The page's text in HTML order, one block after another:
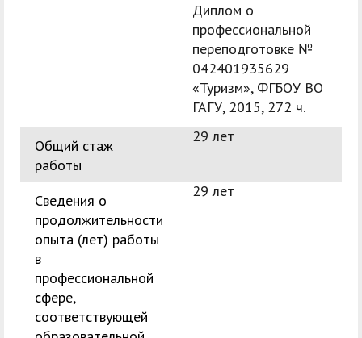
Диплом о
профессиональной
переподготовке №
042401935629
«Туризм», ФГБОУ ВО
ГАГУ, 2015, 272 ч.
Общий стаж
работы
29 лет
Сведения о
продолжительности
опыта (лет) работы
в
профессиональной
сфере,
соответствующей
29 лет